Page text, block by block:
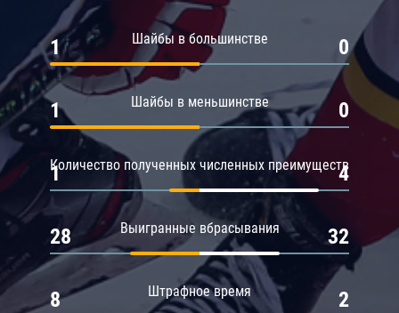
Шайбы в большинстве
1 0
Шайбы в меньшинстве
1 0
Количество полученных численных преимуществ
1 4
Выигранные вбрасывания
28 32
Штрафное время
8 2